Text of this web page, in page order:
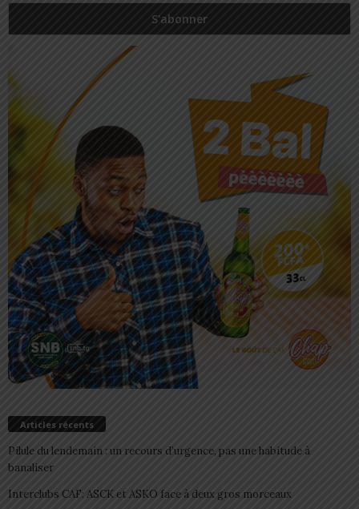
Articles récents
Pilule du lendemain : un recours d’urgence, pas une habitude à
banaliser
Interclubs CAF: ASCK et ASKO face à deux gros morceaux